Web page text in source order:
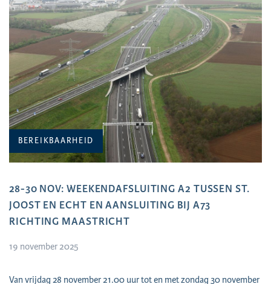
BEREIKBAARHEID
28-30 NOV: WEEKENDAFSLUITING A2 TUSSEN ST.
JOOST EN ECHT EN AANSLUITING BIJ A73
RICHTING MAASTRICHT
19 november 2025
Van vrijdag 28 november 21.00 uur tot en met zondag 30 november